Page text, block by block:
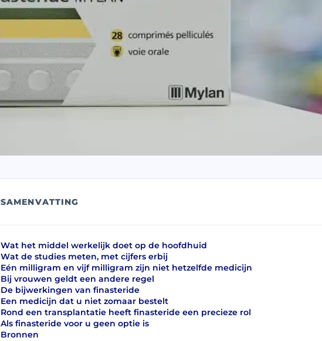
SAMENVATTING
Wat het middel werkelijk doet op de hoofdhuid
Wat de studies meten, met cijfers erbij
Eén milligram en vijf milligram zijn niet hetzelfde medicijn
Bij vrouwen geldt een andere regel
De bijwerkingen van finasteride
Een medicijn dat u niet zomaar bestelt
Rond een transplantatie heeft finasteride een precieze rol
Als finasteride voor u geen optie is
Bronnen